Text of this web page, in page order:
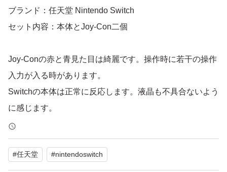
ブランド：任天堂 Nintendo Switch
セット内容：本体とJoy-Con二個
Joy-Conの赤と青見た目は綺麗です。操作時に若干の操作
入力が入る時があります。
Switchの本体は正常に反応します。液晶も不具合ないよう
に感じます。
購入と同時に画面保護シールを貼っているので、貼り直せ
ば画面は綺麗なまま使用できます。
#任天堂 #nintendoswitch